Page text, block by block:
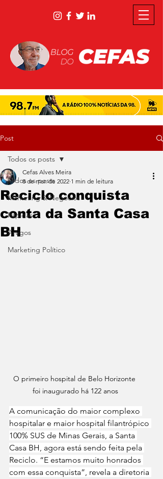
Post
Todos os posts
Marketing & Negócios
Rápidas
Artigos
Marketing Político
Todos os posts
Reciclo conquista
conta da Santa Casa
BH
Cefas Alves Meira
8 de mar. de 2022 1 min de leitura
O primeiro hospital de Belo Horizonte
foi inaugurado há 122 anos
A comunicação do maior complexo
hospitalar e maior hospital filantrópico
100% SUS de Minas Gerais, a Santa
Casa BH, agora está sendo feita pela
Reciclo. “E estamos muito honrados
com essa conquista”, revela a diretoria